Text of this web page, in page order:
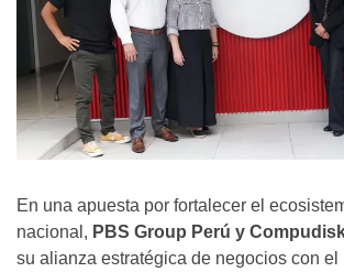
En una apuesta por fortalecer el
nacional, PBS Group Perú y
su alianza estratégica de negocios con el